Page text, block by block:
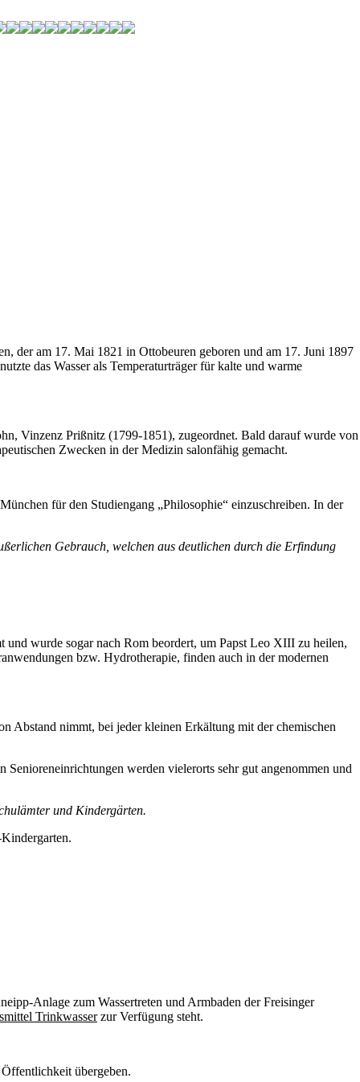
der am 17. Mai 1821 in Ottobeuren geboren und am 17. Juni 1897
das Wasser als Temperaturträger für kalte und warme
Vinzenz Prißnitz (1799-1851), zugeordnet. Bald darauf wurde von
Zwecken in der Medizin salonfähig gemacht.
für den Studiengang „Philosophie“ einzuschreiben. In der
Gebrauch, welchen aus deu­t­lichen durch die Erfindung
wurde sogar nach Rom beordert, um Papst Leo XIII zu heilen,
bzw. Hydrotherapie, finden auch in der modernen
Abstand nimmt, bei jeder kleinen Erkältung mit der chemischen
werden vielerorts sehr gut angenommen und
und Kindergärten.
Anlage zum Wassertreten und Arm­baden der Freisinger
Trinkwasserzur Verfügung steht.
übergeben.